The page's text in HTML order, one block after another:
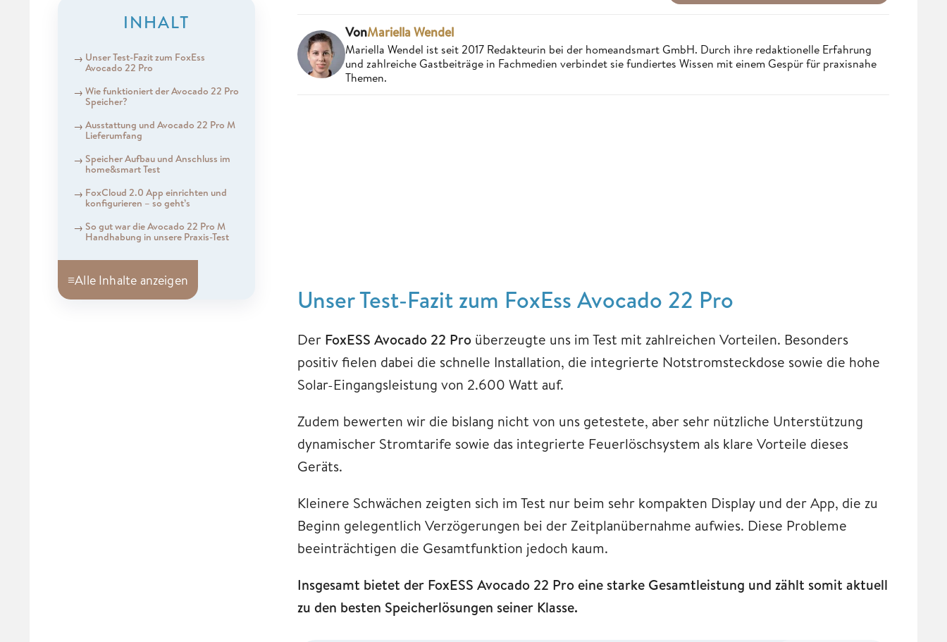
INHALT
Unser Test-Fazit zum FoxEss
Avocado 22 Pro
Wie funktioniert der Avocado 22 Pro
Speicher?
Ausstattung und Avocado 22 Pro M
Lieferumfang
Speicher Aufbau und Anschluss im
home&smart Test
FoxCloud 2.0 App einrichten und
konfigurieren – so geht’s
So gut war die Avocado 22 Pro M
Handhabung in unsere Praxis-Test
≡Alle Inhalte anzeigen
VonMariella Wendel
Mariella Wendel ist seit 2017 Redakteurin bei der homeandsmart GmbH. Durch ihre redaktionelle Erfahrung
und zahlreiche Gastbeiträge in Fachmedien verbindet sie fundiertes Wissen mit einem Gespür für praxisnahe
Themen.
Unser Test-Fazit zum FoxEss Avocado 22 Pro
Der FoxESS Avocado 22 Pro überzeugte uns im Test mit zahlreichen Vorteilen. Besonders
positiv fielen dabei die schnelle Installation, die integrierte Notstromsteckdose sowie die hohe
Solar-Eingangsleistung von 2.600 Watt auf.
Zudem bewerten wir die bislang nicht von uns getestete, aber sehr nützliche Unterstützung
dynamischer Stromtarife sowie das integrierte Feuerlöschsystem als klare Vorteile dieses
Geräts.
Kleinere Schwächen zeigten sich im Test nur beim sehr kompakten Display und der App, die zu
Beginn gelegentlich Verzögerungen bei der Zeitplanübernahme aufwies. Diese Probleme
beeinträchtigen die Gesamtfunktion jedoch kaum.
Insgesamt bietet der FoxESS Avocado 22 Pro eine starke Gesamtleistung und zählt somit aktuell
zu den besten Speicherlösungen seiner Klasse.